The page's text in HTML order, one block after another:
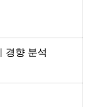
경향 분석